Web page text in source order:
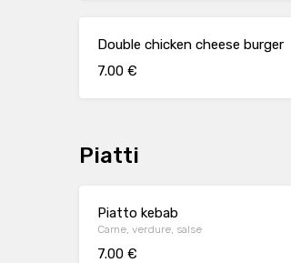
Double chicken cheese burger
7.00 €
Piatti
Piatto kebab
Carne, verdure, salse
7.00 €